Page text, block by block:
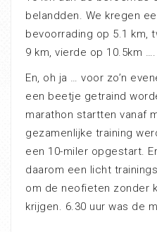
belandden. We kregen
bevoorrading op 5.1 km,
9 km, vierde op 10.5km
En, oh ja … voor zo’n
een beetje getraind
marathon startten vanaf
gezamenlijke training
een 10-miler opgestart.
daarom een licht
om de neofieten zonder
krijgen. 6.30 uur was de